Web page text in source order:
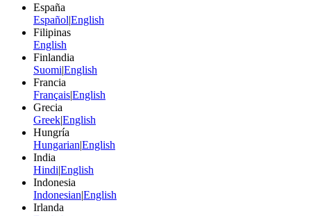
España
Español|English
Filipinas
English
Finlandia
Suomi|English
Francia
Français|English
Grecia
Greek|English
Hungría
Hungarian|English
India
Hindi|English
Indonesia
Indonesian|English
Irlanda